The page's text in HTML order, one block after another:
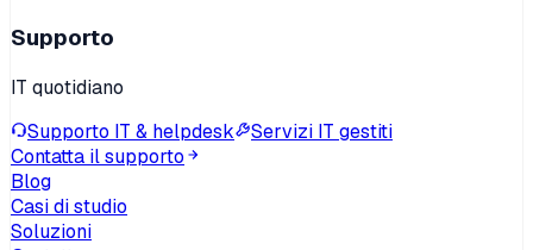
Supporto
IT quotidiano
Supporto IT & helpdesk
Servizi IT gestiti
Contatta il supporto
Blog
Casi di studio
Soluzioni